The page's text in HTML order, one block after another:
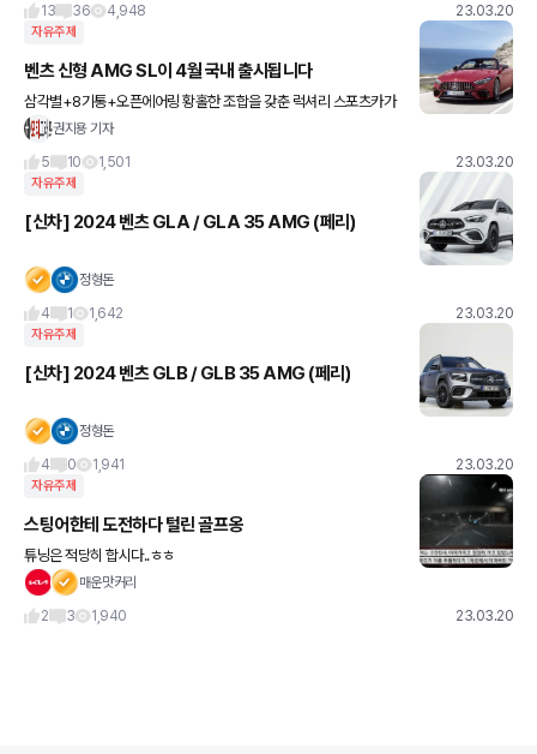
13
36 4,948 23.03.20
자유주제
벤츠 신형 AMG SL이 4월 국내 출시됩니다
삼각별+8기통+오픈에어링 황홀한 조합을 갖춘 럭셔리 스포츠카가
4월 국내 출시됩니다. 고성능 라인업 2종이 먼저 나오네요. 가격은 S
권지용 기자
5
10 1,501 23.03.20
자유주제
[신차] 2024 벤츠 GLA / GLA 35 AMG (페리)
정형돈
4
1 1,642 23.03.20
자유주제
[신차] 2024 벤츠 GLB / GLB 35 AMG (페리)
정형돈
4
0 1,941 23.03.20
자유주제
스팅어한테 도전하다 털린 골프옹
튜닝은 적당히 합시다..ㅎㅎ
매운맛커리
2
3 1,940 23.03.20